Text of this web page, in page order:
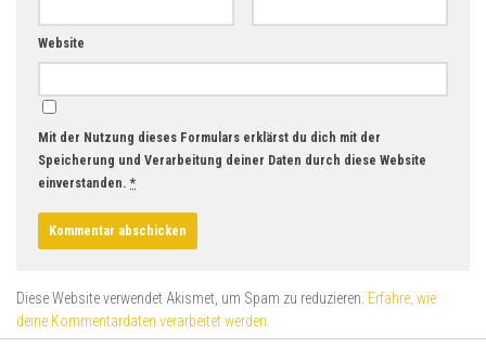
Website
Mit der Nutzung dieses Formulars erklärst du dich mit der
Speicherung und Verarbeitung deiner Daten durch diese Website
einverstanden. *
Diese Website verwendet Akismet, um Spam zu reduzieren. Erfahre, wie
deine Kommentardaten verarbeitet werden.